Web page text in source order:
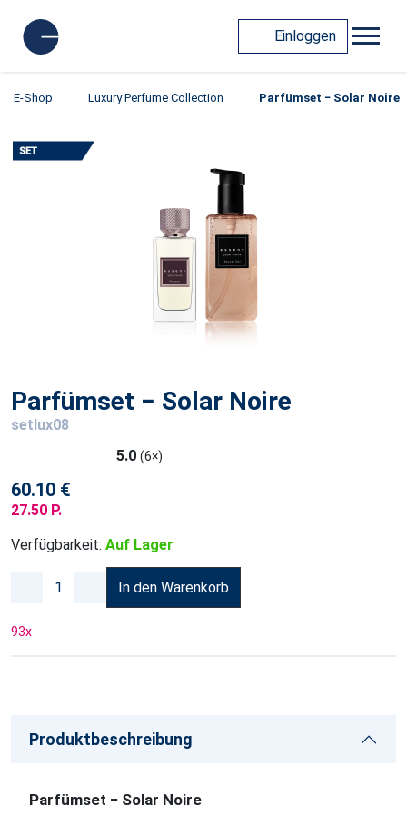
Einloggen
E-Shop Luxury Perfume Collection Parfümset − Solar Noire
Parfümset − Solar Noire
setlux08
5.0 (6×)
60.10 €
27.50 P.
Verfügbarkeit: Auf Lager
In den Warenkorb
93x
Produktbeschreibung
Parfümset − Solar Noire